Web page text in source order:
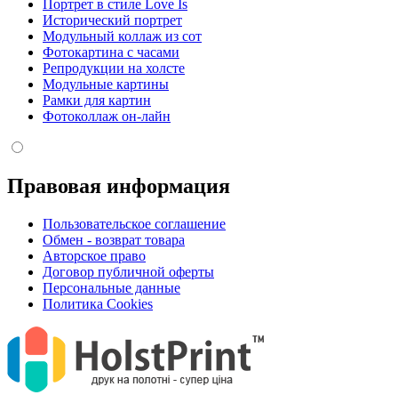
Портрет в стиле Love Is
Исторический портрет
Модульный коллаж из сот
Фотокартина с часами
Репродукции на холсте
Модульные картины
Рамки для картин
Фотоколлаж он-лайн
Правовая информация
Пользовательское соглашение
Обмен - возврат товара
Авторское право
Договор публичной оферты
Персональные данные
Политика Cookies